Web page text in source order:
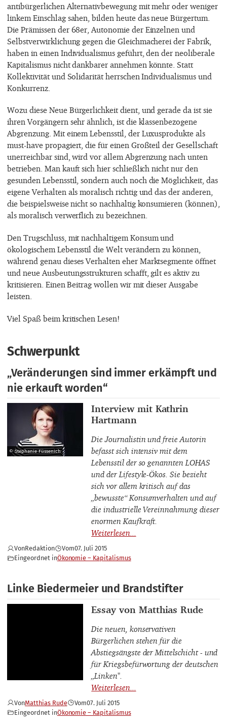
antibürgerlichen Alternativbewegung mit mehr oder weniger
linkem Einschlag sahen, bilden heute das neue Bürgertum.
Die Prämissen der 68er, Autonomie der Einzelnen und
Selbstverwirklichung gegen die Gleichmacherei der Fabrik,
haben in einen Individualismus geführt, den der neoliberale
Kapitalismus nicht dankbarer annehmen könnte. Statt
Kollektivität und Solidarität herrschen Individualismus und
Konkurrenz.
Wozu diese Neue Bürgerlichkeit dient, und gerade da ist sie
ihren Vorgängern sehr ähnlich, ist die klassenbezogene
Abgrenzung. Mit einem Lebensstil, der Luxusprodukte als
must-have propagiert, die für einen Großteil der Gesellschaft
unerreichbar sind, wird vor allem Abgrenzung nach unten
betrieben. Man kauft sich hier schließlich nicht nur den
gesunden Lebensstil, sondern auch noch die Möglichkeit, das
eigene Verhalten als moralisch richtig und das der anderen,
die beispielsweise nicht so nachhaltig konsumieren (können),
als moralisch verwerflich zu bezeichnen.
Den Trugschluss, mit nachhaltigem Konsum und
ökologischem Lebensstil die Welt verändern zu können,
während genau dieses Verhalten eher Marktsegmente öffnet
und neue Ausbeutungsstrukturen schafft, gilt es aktiv zu
kritisieren. Einen Beitrag wollen wir mit dieser Ausgabe
leisten.
Viel Spaß beim kritischen Lesen!
Schwerpunkt
„Veränderungen sind immer erkämpft und
nie erkauft worden“
© Stephanie Füssenich
Interviewpartner_innen
Interview mit Kathrin
Hartmann
Die Journalistin und freie Autorin
befasst sich intensiv mit dem
Lebensstil der so genannten LOHAS
und der Lifestyle-Ökos. Sie bezieht
sich vor allem kritisch auf das
„bewusste“ Konsumverhalten und auf
die industrielle Vereinnahmung dieser
enormen Kaufkraft.
VonRedaktion Vom07. Juli 2015
Eingeordnet inÖkonomie – Kapitalismus
Linke Biedermeier und Brandstifter
Thema
Essay von Matthias Rude
Die neuen, konservativen
Bürgerlichen stehen für die
Abstiegsängste der Mittelschicht - und
für Kriegsbefürwortung der deutschen
„Linken".
VonMatthias Rude Vom07. Juli 2015
Eingeordnet inÖkonomie – Kapitalismus